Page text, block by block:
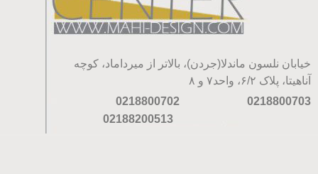
خیابان نلسون ماندلا(جردن)، بالاتر از میرداماد، کوچه
آناهیتا، پلاک ۶/۲، واحد۷ و ۸
0218800703
0218800702
02188200513